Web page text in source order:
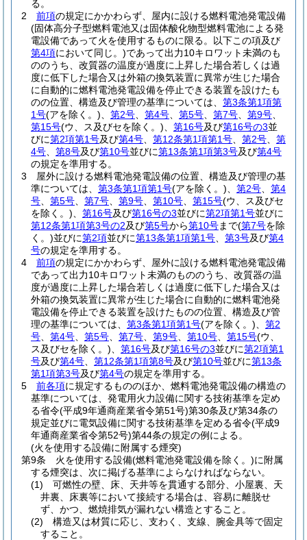
る。
2
前項の規定にかかわらず、屋内に設ける燃料電池発電設備
(固体高分子型燃料電池又は固体酸化物型燃料電池による発
電設備であって火を使用するものに限る。以下この項及び
第4項において同じ。)であって出力10キロワット未満のも
ののうち、改質器の温度が過度に上昇した場合若しくは過
度に低下した場合又は外箱の換気装置に異常が生じた場合
に自動的に燃料電池発電設備を停止できる装置を設けたも
のの位置、構造及び管理の基準については、 第3条第1項第
1号(アを除く。) 第2号 第4号 第5号 第7号 第9号
第15号(ウ、ス及びセを除く。) 第16号及び第16号の3並
びに第2項第1号及び第4号 第12条第1項第1号 第2号
第
4号
第8号及び第10号並びに第13条第1項第3号及び第4号
の規定を準用する。
3
屋外に設ける燃料電池発電設備の位置、構造及び管理の基
準については、 第3条第1項第1号(アを除く。) 第2号
第4
号
第5号 第7号 第9号 第10号 第15号(ウ、ス及びセ
を除く。)
第16号及び第16号の3並びに第2項第1号並びに
第12条第1項第3号の2及び第5号から第10号まで(第7号を除
く。)並びに第2項並びに第13条第1項第1号 第3号及び第4
号の規定を準用する。
4
前項の規定にかかわらず、屋外に設ける燃料電池発電設備
であって出力10キロワット未満のもののうち、改質器の温
度が過度に上昇した場合若しくは過度に低下した場合又は
外箱の換気装置に異常が生じた場合に自動的に燃料電池発
電設備を停止できる装置を設けたものの位置、構造及び管
理の基準については、 第3条第1項第1号(アを除く。)
第2
号
第4号 第5号 第7号 第9号 第10号 第15号(ウ、
ス及びセを除く。)
第16号及び第16号の3並びに第2項第1
号及び第4号 第12条第1項第8号及び第10号並びに第13条
第1項第3号及び第4号の規定を準用する。
5
前各項に規定するもののほか、燃料電池発電設備の構造の
基準については、発電用火力設備に関する技術基準を定め
る省令(平成9年通商産業省令第51号)第30条及び第34条の
規定並びに電気設備に関する技術基準を定める省令(平成9
年通商産業省令第52号)第44条の規定の例による。
(火を使用する設備に附属する煙突)
第9条
火を使用する設備(燃料電池発電設備を除く。)に附属
する煙突は、次に掲げる基準によらなければならない。
(1)
可燃性の壁、床、天井等を貫通する部分、小屋裏、天
井裏、床裏等において接続する場合は、容易に離脱せ
ず、かつ、燃焼排気が漏れない構造とすること。
(2)
構造又は材質に応じ、支わく、支線、腕金具等で固定
すること。